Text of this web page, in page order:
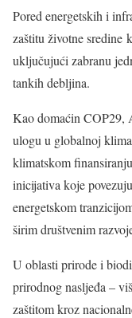
Pored energetskih i
zaštitu životne sredine
uključujući zabranu
tankih debljina.
Kao domaćin COP29,
ulogu u globalnoj
klimatskom
inicijativa koje
energetskom
širim društvenim
U oblasti prirode i
prirodnog nasljeđa –
zaštitom kroz